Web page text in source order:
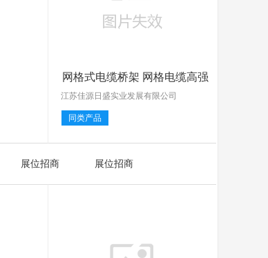
网格式电缆桥架 网格电缆高强
度江苏佳源日盛实业发展有限公司
同类产品
展位招商 展位招商